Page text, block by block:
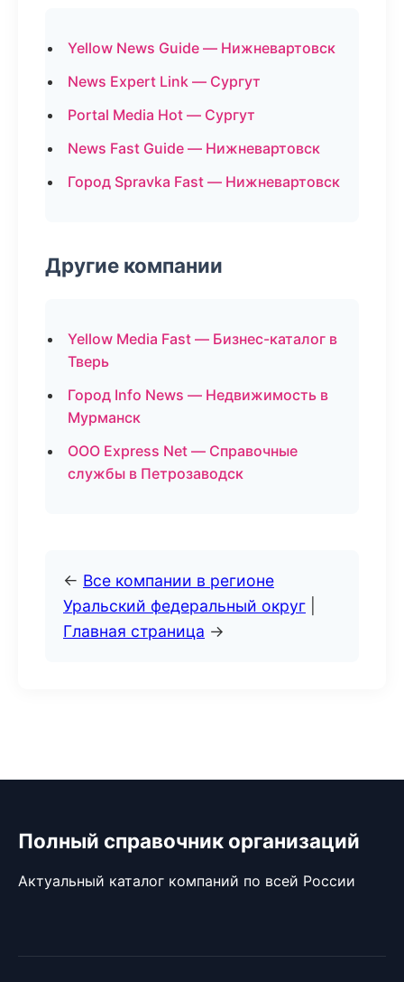
Yellow News Guide — Нижневартовск
News Expert Link — Сургут
Portal Media Hot — Сургут
News Fast Guide — Нижневартовск
Город Spravka Fast — Нижневартовск
Другие компании
Yellow Media Fast — Бизнес-каталог в
Тверь
Город Info News — Недвижимость в
Мурманск
ООО Express Net — Справочные
службы в Петрозаводск
← Все компании в регионе
Уральский федеральный округ
Главная страница →
Полный справочник организаций
Актуальный каталог компаний по всей России